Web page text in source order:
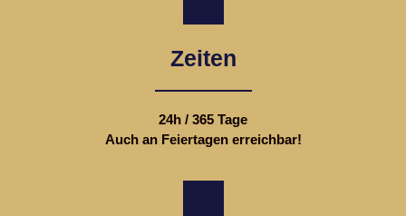
Zeiten
24h / 365 Tage
Auch an Feiertagen erreichbar!